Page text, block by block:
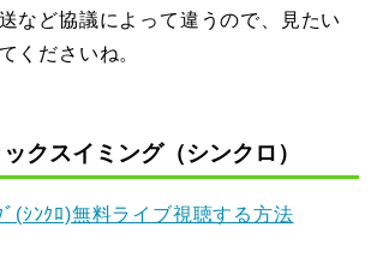
など協議によって違うので、見たい
くださいね。
クスイミング（シンクロ）
ﾞ(ｼﾝｸﾛ)無料ライブ視聴する方法